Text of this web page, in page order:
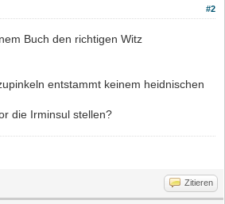
#2
Buch den richtigen Witz
entstammt keinem heidnischen
die Irminsul stellen?
Zitieren